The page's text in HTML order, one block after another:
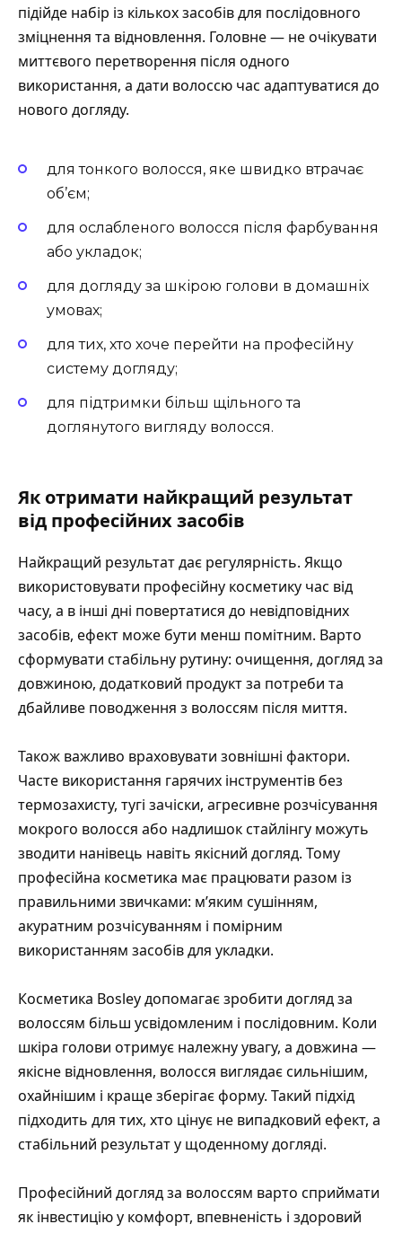
підійде набір із кількох засобів для послідовного
зміцнення та відновлення. Головне — не очікувати
миттєвого перетворення після одного
використання, а дати волоссю час адаптуватися до
нового догляду.
для тонкого волосся, яке швидко втрачає
об’єм;
для ослабленого волосся після фарбування
або укладок;
для догляду за шкірою голови в домашніх
умовах;
для тих, хто хоче перейти на професійну
систему догляду;
для підтримки більш щільного та
доглянутого вигляду волосся.
Як отримати найкращий результат
від професійних засобів
Найкращий результат дає регулярність. Якщо
використовувати професійну косметику час від
часу, а в інші дні повертатися до невідповідних
засобів, ефект може бути менш помітним. Варто
сформувати стабільну рутину: очищення, догляд за
довжиною, додатковий продукт за потреби та
дбайливе поводження з волоссям після миття.
Також важливо враховувати зовнішні фактори.
Часте використання гарячих інструментів без
термозахисту, тугі зачіски, агресивне розчісування
мокрого волосся або надлишок стайлінгу можуть
зводити нанівець навіть якісний догляд. Тому
професійна косметика має працювати разом із
правильними звичками: м’яким сушінням,
акуратним розчісуванням і помірним
використанням засобів для укладки.
Косметика Bosley допомагає зробити догляд за
волоссям більш усвідомленим і послідовним. Коли
шкіра голови отримує належну увагу, а довжина —
якісне відновлення, волосся виглядає сильнішим,
охайнішим і краще зберігає форму. Такий підхід
підходить для тих, хто цінує не випадковий ефект, а
стабільний результат у щоденному догляді.
Професійний догляд за волоссям варто сприймати
як інвестицію у комфорт, впевненість і здоровий